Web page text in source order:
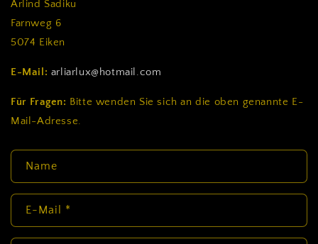
Arlind Sadiku
Farnweg 6
5074 Eiken
E-Mail: arliarlux@hotmail .com
Für Fragen: Bitte wenden Sie sich an die oben genannte E-
Mail-Adresse.
K
o
n
a
Name
E-Mail *